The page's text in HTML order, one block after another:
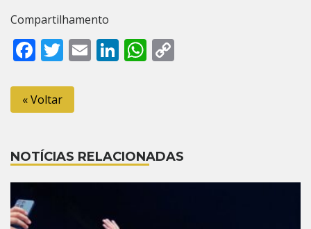
Compartilhamento
Facebook
Twitter
EmailLinkedIn
WhatsApp
« Voltar
NOTÍCIAS RELACIONADAS